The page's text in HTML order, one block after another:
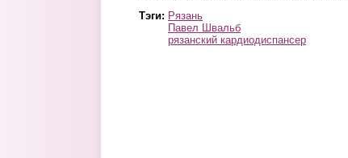
Тэги: Рязань
Павел Швальб
рязанский кардиодиспансер